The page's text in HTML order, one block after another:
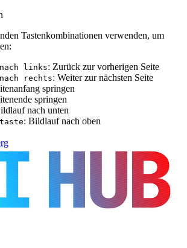
Tastenkombinationen verwenden, um
links: Zurück zur vorherigen Seite
rechts: Weiter zur nächsten Seite
springen
springen
nach unten
: Bildlauf nach oben